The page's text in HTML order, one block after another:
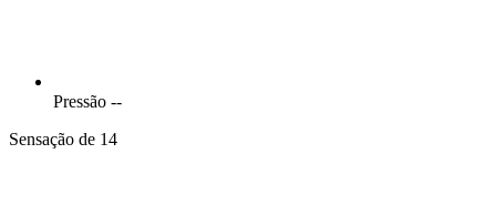
Pressão --
Sensação de 14